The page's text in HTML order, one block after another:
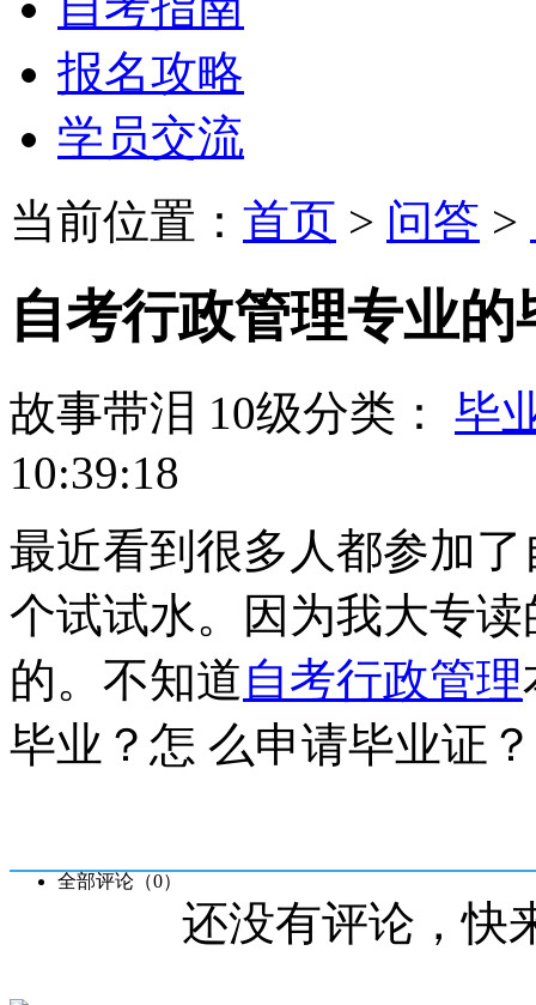
报名攻略
学员交流
当前位置： 首页 > 问答 >
自考行政管理专业
故事带泪 10级分类： 毕
10:39:18
最近看到很多人都参加
个试试水。因为我大专
的。不知道自考行政管理
毕业？怎 么申请毕业证？
全部评论（0）
还没有评论，快